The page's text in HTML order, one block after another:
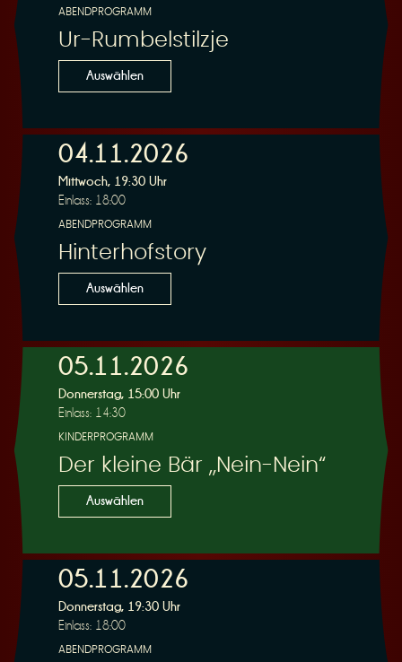
ABENDPROGRAMM
Ur-Rumbelstilzje
Auswählen
04.11.2026
Mittwoch, 19:30 Uhr
Einlass: 18:00
ABENDPROGRAMM
Hinterhofstory
Auswählen
05.11.2026
Donnerstag, 15:00 Uhr
Einlass: 14:30
KINDERPROGRAMM
Der kleine Bär „Nein-Nein“
Auswählen
05.11.2026
Donnerstag, 19:30 Uhr
Einlass: 18:00
ABENDPROGRAMM